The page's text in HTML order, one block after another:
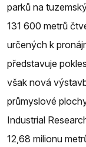
parků na
131 600 metrů
určených k
představuje
však nová
průmyslové
Industrial
12,68 milionu